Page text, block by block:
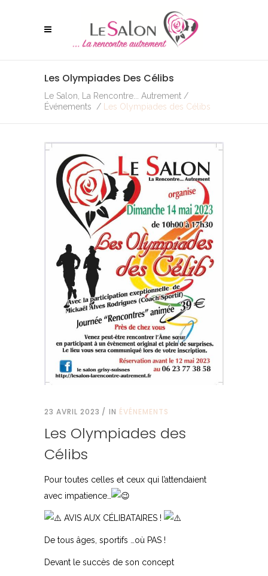
Les Olympiades Des Célibs
Le Salon, La Rencontre... Autrement /
Événements / Les Olympiades des Célibs
23 AVRIL 2023 IN ÉVÉNEMENTS
Les Olympiades des
Célibs
Pour toutes celles et ceux qui l’attendaient
avec impatience…
AVIS AUX CÉLIBATAIRES !
De tous âges, sportifs …où PAS !
Devant le succès de son concept